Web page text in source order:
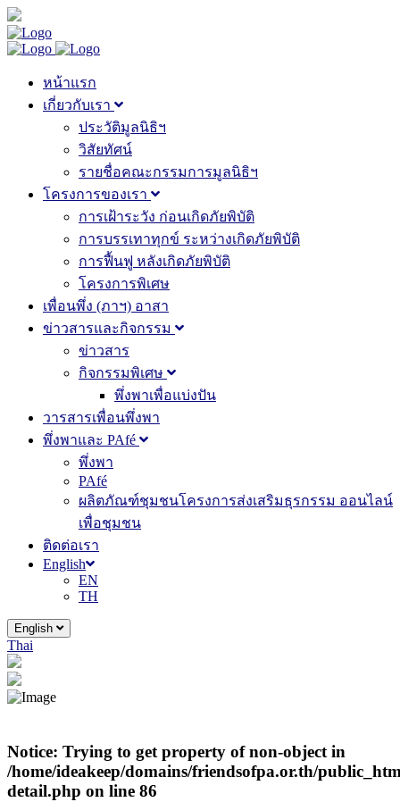
หน้าแรก
เกี่ยวกับเรา
ประวัติมูลนิธิฯ
วิสัยทัศน์
รายชื่อคณะกรรมการมูลนิธิฯ
โครงการของเรา
การเฝ้าระวัง ก่อนเกิดภัยพิบัติ
การบรรเทาทุกข์ ระหว่างเกิดภัยพิบัติ
การฟื้นฟู หลังเกิดภัยพิบัติ
โครงการพิเศษ
เพื่อนพึ่ง (ภาฯ) อาสา
ข่าวสารและกิจกรรม
ข่าวสาร
กิจกรรมพิเศษ
พึ่งพาเพื่อแบ่งปัน
วารสารเพื่อนพึ่งพา
พึ่งพาและ PAfé
พึ่งพา
PAfé
ผลิตภัณฑ์ชุมชนโครงการส่งเสริมธุรกรรม ออนไลน์
เพื่อชุมชน
ติดต่อเรา
English
EN
TH
English
Thai
Notice: Trying to get property of non-object in
/home/ideakeep/domains/friendsofpa.or.th/
detail.php on line 86